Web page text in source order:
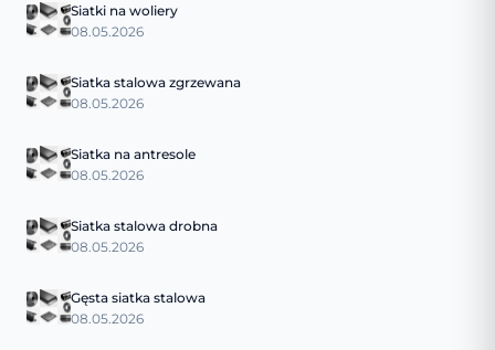
Siatki na woliery
08.05.2026
Siatka stalowa zgrzewana
08.05.2026
Siatka na antresole
08.05.2026
Siatka stalowa drobna
08.05.2026
Gęsta siatka stalowa
08.05.2026